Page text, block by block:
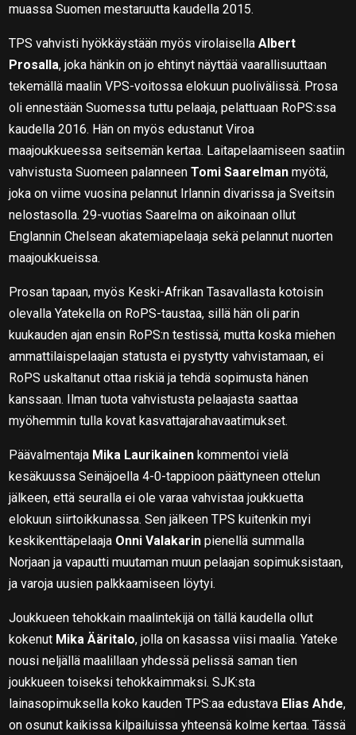
muassa Suomen mestaruutta kaudella 2015.
TPS vahvisti hyökkäystään myös virolaisellaAlbert
Prosalla, joka hänkin on jo ehtinyt näyttää vaarallisuuttaan
tekemällä maalin VPS-voitossa elokuun puolivälissä. Prosa
oli ennestään Suomessa tuttu pelaaja, pelattuaan RoPS:ssa
kaudella 2016. Hän on myös edustanut Viroa
maajoukkueessa seitsemän kertaa. Laitapelaamiseen saatiin
vahvistusta Suomeen palanneenTomi Saarelman myötä,
joka on viime vuosina pelannut Irlannin divarissa ja Sveitsin
nelostasolla. 29-vuotias Saarelma on aikoinaan ollut
Englannin Chelsean akatemiapelaaja sekä pelannut nuorten
maajoukkueissa.
Prosan tapaan, myös Keski-Afrikan Tasavallasta kotoisin
olevalla Yatekella on RoPS-taustaa, sillä hän oli parin
kuukauden ajan ensin RoPS:n testissä, mutta koska miehen
ammattilaispelaajan statusta ei pystytty vahvistamaan, ei
RoPS uskaltanut ottaa riskiä ja tehdä sopimusta hänen
kanssaan. Ilman tuota vahvistusta pelaajasta saattaa
myöhemmin tulla kovat kasvattajarahavaatimukset.
Päävalmentaja Mika Laurikainen kommentoi vielä
kesäkuussa Seinäjoella 4-0-tappioon päättyneen ottelun
jälkeen, että seuralla ei ole varaa vahvistaa joukkuetta
elokuun siirtoikkunassa. Sen jälkeen TPS kuitenkin myi
keskikenttäpelaaja Onni Valakarin pienellä summalla
Norjaan ja vapautti muutaman muun pelaajan sopimuksistaan,
ja varoja uusien palkkaamiseen löytyi.
Joukkueen tehokkain maalintekijä on tällä kaudella ollut
kokenut Mika Ääritalo, jolla on kasassa viisi maalia. Yateke
nousi neljällä maalillaan yhdessä pelissä saman tien
joukkueen toiseksi tehokkaimmaksi. SJK:sta
lainasopimuksella koko kauden TPS:aa edustava Elias Ahde,
on osunut kaikissa kilpailuissa yhteensä kolme kertaa. Tässä